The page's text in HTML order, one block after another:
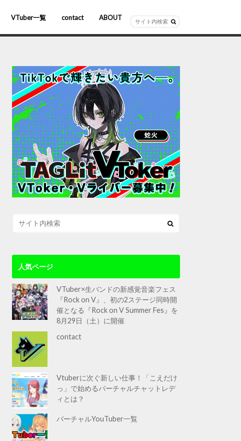
VTuber一覧
バーチャルYouTuber
VR/AR
ホロライブ
にじさんじ
ななしいんく
ぶいすぽっ！
contact ABOUT
人気ページ
VTuber×生バンドの新感覚音楽フェス
『Rock on V』、初の2ステージ同時開
催となる『Rock on V Summer Fes』を
8月29日（土）に開催
contact
Vtuberに次ぐ新しい仕事！「こえだけ
っ」で始めるバーチャルチャットレデ
ィとは？
バーチャルYouTuber一覧